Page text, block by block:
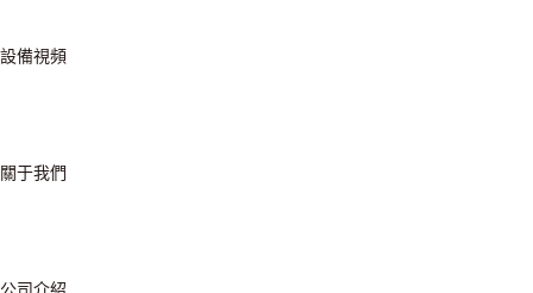
設備視頻
關于我們